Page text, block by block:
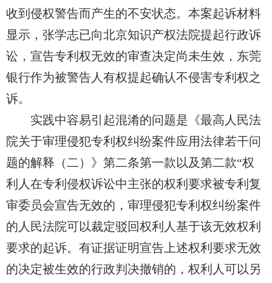
收到侵权警告而产生的不安状态。本案起诉材料
显示，张学志已向北京知识产权法院提起行政诉
讼，宣告专利权无效的审查决定尚未生效，东莞
银行作为被警告人有权提起确认不侵害专利权之
诉。
实践中容易引起混淆的问题是《最高人民法
院关于审理侵犯专利权纠纷案件应用法律若干问
题的解释（二）》第二条第一款以及第二款“权
利人在专利侵权诉讼中主张的权利要求被专利复
审委员会宣告无效的，审理侵犯专利权纠纷案件
的人民法院可以裁定驳回权利人基于该无效权利
要求的起诉。有证据证明宣告上述权利要求无效
的决定被生效的行政判决撤销的，权利人可以另